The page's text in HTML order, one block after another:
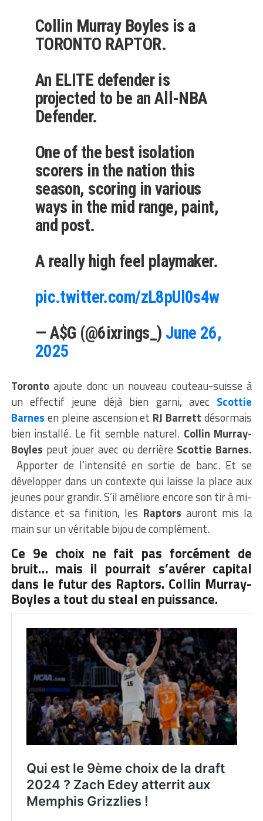
Collin Murray Boyles is a
TORONTO RAPTOR.
An ELITE defender is
projected to be an All-NBA
Defender.
One of the best isolation
scorers in the nation this
season, scoring in various
ways in the mid range, paint,
and post.
A really high feel playmaker.
pic.twitter.com/zL8pUl0s4w
— A$G (@6ixrings_) June 26,
2025
Torontoajoute donc un nouveau couteau-suisse à
un effectif jeune déjà bien garni, avec Scottie
Barnes en pleine ascension et RJ Barrett désormais
bien installé. Le fit semble naturel. Collin Murray-
Boyles peut jouer avec ou derrière Scottie Barnes.
Apporter de l’intensité en sortie de banc. Et se
développer dans un contexte qui laisse la place aux
jeunes pour grandir. S’il améliore encore son tir à mi-
distance et sa finition, les Raptors auront mis la
main sur un véritable bijou de complément.
Ce 9e choix ne fait pas forcément de
bruit… mais il pourrait s’avérer capital
dans le futur des Raptors. Collin Murray-
Boyles a tout du steal en puissance.